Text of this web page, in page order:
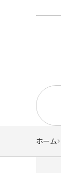
ホーム